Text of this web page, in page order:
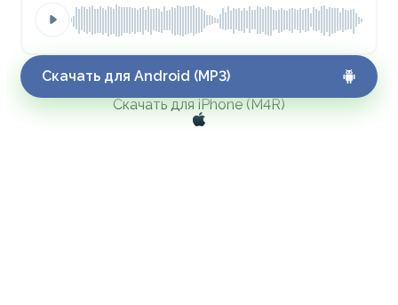
Скачать для Android (MP3)
Скачать для iPhone (M4R)